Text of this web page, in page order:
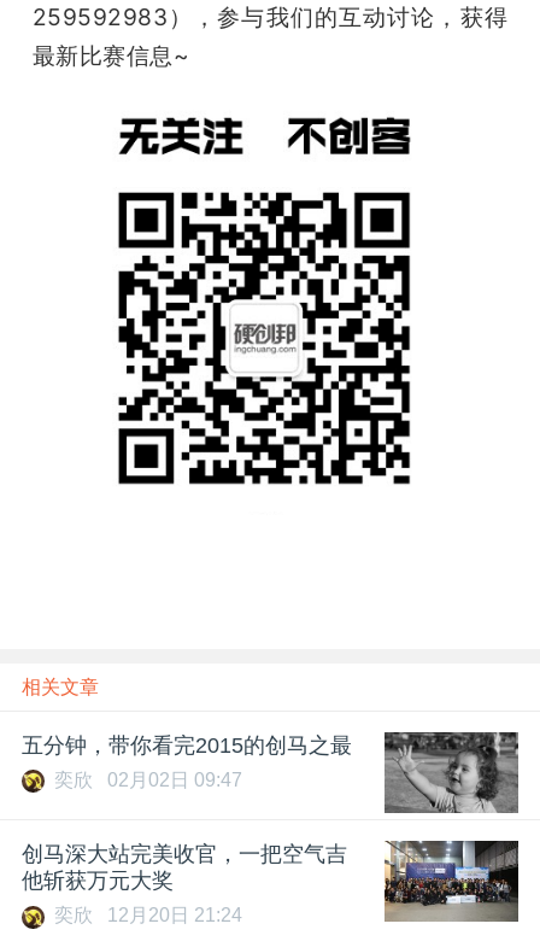
259592983），参与我们的互动讨论，获得
最新比赛信息~
相关文章
五分钟，带你看完2015的创马之最
奕欣 02月02日 09:47
创马深大站完美收官，一把空气吉
他斩获万元大奖
奕欣 12月20日 21:24